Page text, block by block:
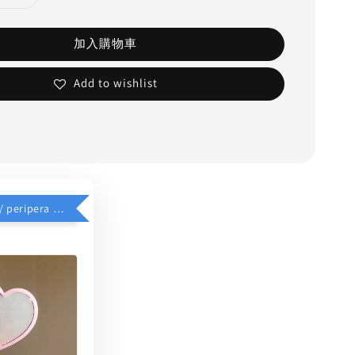
加入購物車
Add to wishlist
$39加價購 // peripera 手持化妝鏡